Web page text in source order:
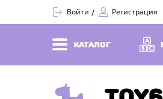
Войти Регистрация
КАТАЛОГ